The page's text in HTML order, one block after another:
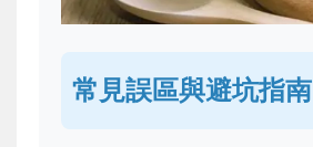
常見誤區與避坑指南